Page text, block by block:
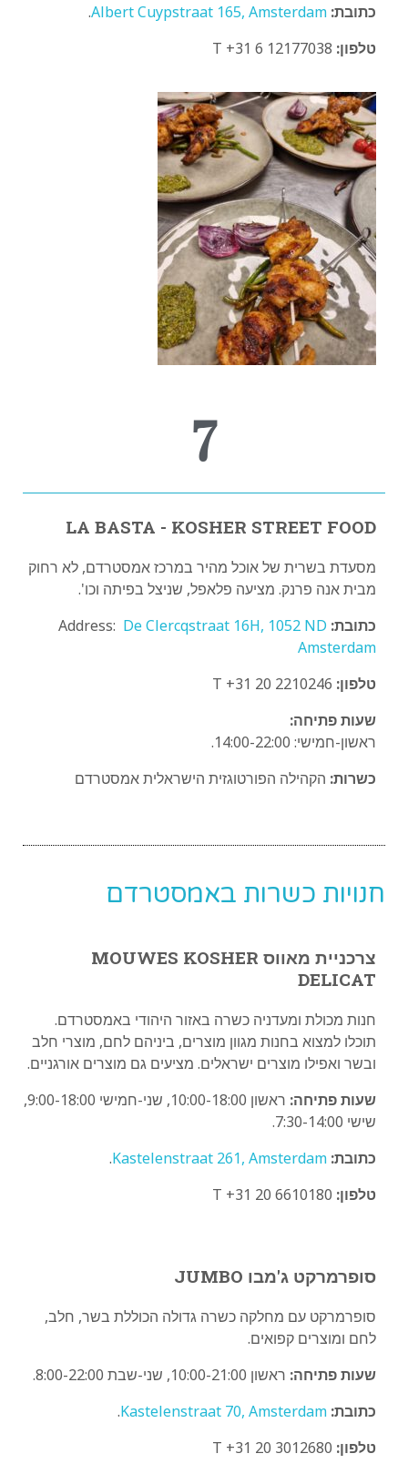
כתובת: Albert Cuypstraat 165, Amsterdam
.
טלפון:
7
LA BASTA - KOSHER STREET FOOD
מסעדת בשרית של אוכל מהיר במרכז אמסטרדם, לא רחוק
מבית אנה פרנק. מציעה פלאפל, שניצל בפיתה וכו'.
כתובת: De Clercqstraat 16H, 1052 ND
Amsterdam
טלפון: T +31 20 2210246
שעות פתיחה:
ראשון-חמישי: 14:00-22:00.
כשרות: הקהילה הפורטוגזית הישראלית אמסטרדם
חנויות כשרות באמסטרדם
צרכניית מאווס MOUWES KOSHER
DELICAT
חנות מכולת ומעדניה כשרה באזור היהודי באמסטרדם.
תוכלו למצוא בחנות מגוון מוצרים, ביניהם לחם, מוצרי חלב
ובשר ואפילו מוצרים ישראלים. מציעים גם מוצרים אורגניים.
שעות פתיחה:
ראשון 10:00-18:00, שני-חמישי 9:00-18:00,
שישי 7:30-14:00.
כתובת: Kastelenstraat 261, Amsterdam
.
טלפון:
סופרמרקט ג'מבו JUMBO
סופרמרקט עם מחלקה כשרה גדולה הכוללת בשר, חלב,
לחם ומוצרים קפואים.
שעות פתיחה: ראשון 10:00-21:00, שני-שבת 8:00-22:00.
כתובת: Kastelenstraat 70, Amsterdam
.
טלפון: